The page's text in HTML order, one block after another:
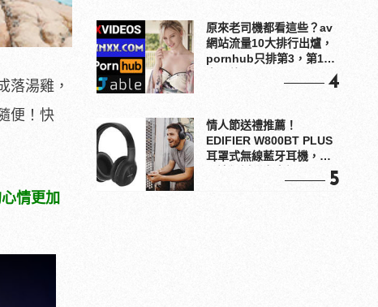
落湯雞，
便！快
情更加
原來老司機都看這些？av
網站流量10大排行出爐，
pornhub只排第3，第1名
4
情人節送禮推薦！
EDIFIER W800BT PLUS
耳罩式無線藍牙耳機，在
5